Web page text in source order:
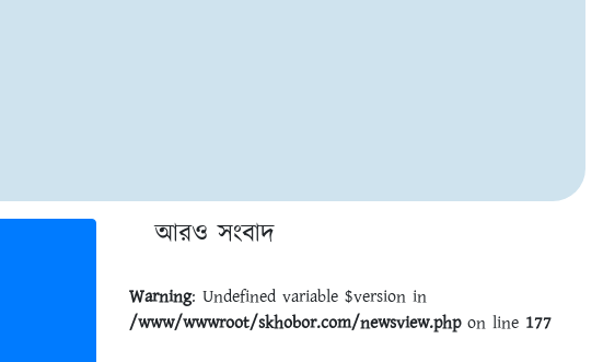
আরও সংবাদ
Warning: Undefined variable $version in
/www/wwwroot/skhobor.com/newsview.phpon line 177